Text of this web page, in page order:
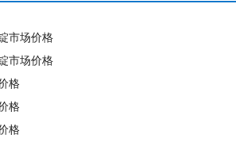
市场价格
市场价格
格
格
格